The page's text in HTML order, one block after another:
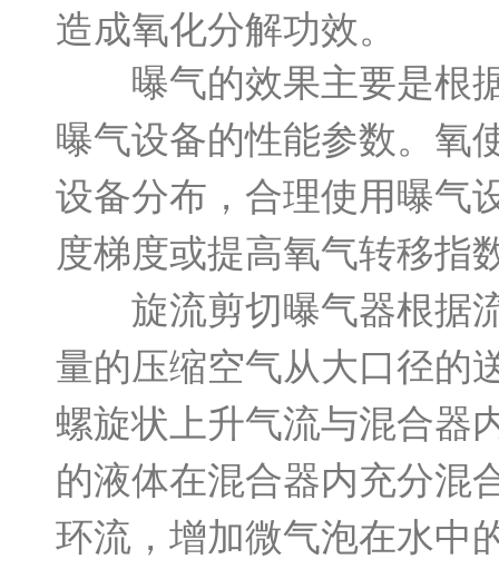
造成氧化分解功效。
曝气的效果主要是根据
曝气设备的性能参数。氧
设备分布，合理使用曝气
度梯度或提高氧气转移指
旋流剪切曝气器根据流
量的压缩空气从大口径的
螺旋状上升气流与混合器
的液体在混合器内充分混
环流，增加微气泡在水中